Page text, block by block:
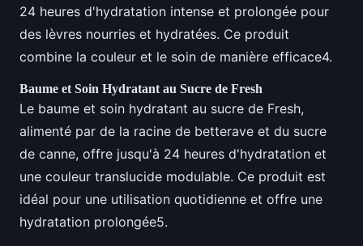
24 heures d'hydratation intense et prolongée pour
des lèvres nourries et hydratées. Ce produit
combine la couleur et le soin de manière efficace4.
Baume et Soin Hydratant au Sucre de Fresh
Le baume et soin hydratant au sucre de Fresh,
alimenté par de la racine de betterave et du sucre
de canne, offre jusqu'à 24 heures d'hydratation et
une couleur translucide modulable. Ce produit est
idéal pour une utilisation quotidienne et offre une
hydratation prolongée5.